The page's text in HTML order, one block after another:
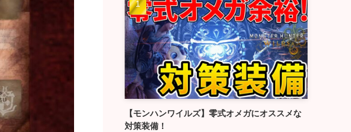
【モンハンワイルズ】零式オメガにオススメな
対策装備！